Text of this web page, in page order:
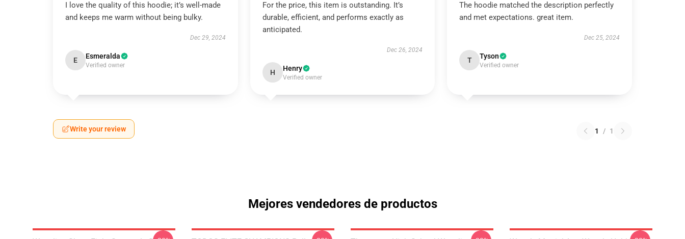
I love the quality of this hoodie; it’s well-made
and keeps me warm without being bulky.
Dec 29, 2024
E Esmeralda
Verified owner
For the price, this item is outstanding. It’s
durable, efficient, and performs exactly as
anticipated.
Dec 26, 2024
H Henry
Verified owner
The hoodie matched the description perfectly
and met expectations. great item.
Dec 25, 2024
T Tyson
Verified owner
Write your review 1 / 1
Mejores vendedores de productos